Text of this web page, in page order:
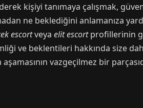
kişiyi tanımaya çalışmak,
ne beklediğini anlamanıza
escortveya elit escortprofillerinin
ve beklentileri hakkında size
vazgeçilmez bir